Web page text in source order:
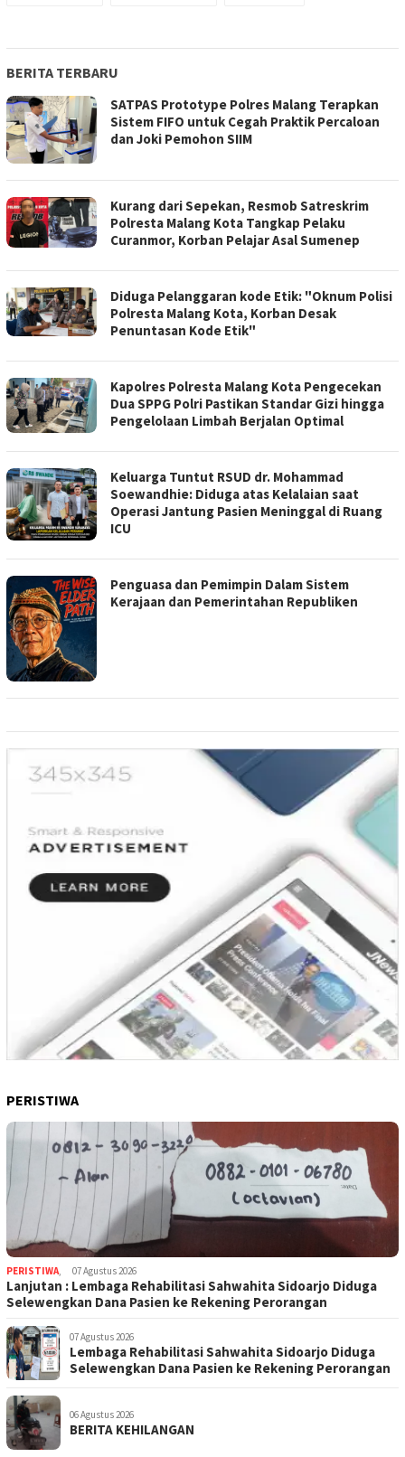
BERITA TERBARU
SATPAS Prototype Polres Malang Terapkan
Sistem FIFO untuk Cegah Praktik Percaloan
dan Joki Pemohon SIIM
Kurang dari Sepekan, Resmob Satreskrim
Polresta Malang Kota Tangkap Pelaku
Curanmor, Korban Pelajar Asal Sumenep
Diduga Pelanggaran kode Etik: "Oknum Polisi
Polresta Malang Kota, Korban Desak
Penuntasan Kode Etik"
Kapolres Polresta Malang Kota Pengecekan
Dua SPPG Polri Pastikan Standar Gizi hingga
Pengelolaan Limbah Berjalan Optimal
Keluarga Tuntut RSUD dr. Mohammad
Soewandhie: Diduga atas Kelalaian saat
Operasi Jantung Pasien Meninggal di Ruang
ICU
Penguasa dan Pemimpin Dalam Sistem
Kerajaan dan Pemerintahan Republiken
PERISTIWA
PERISTIWA, 07 Agustus 2026
Lanjutan : Lembaga Rehabilitasi Sahwahita Sidoarjo Diduga
Selewengkan Dana Pasien ke Rekening Perorangan
07 Agustus 2026
Lembaga Rehabilitasi Sahwahita Sidoarjo Diduga
Selewengkan Dana Pasien ke Rekening Perorangan
06 Agustus 2026
BERITA KEHILANGAN